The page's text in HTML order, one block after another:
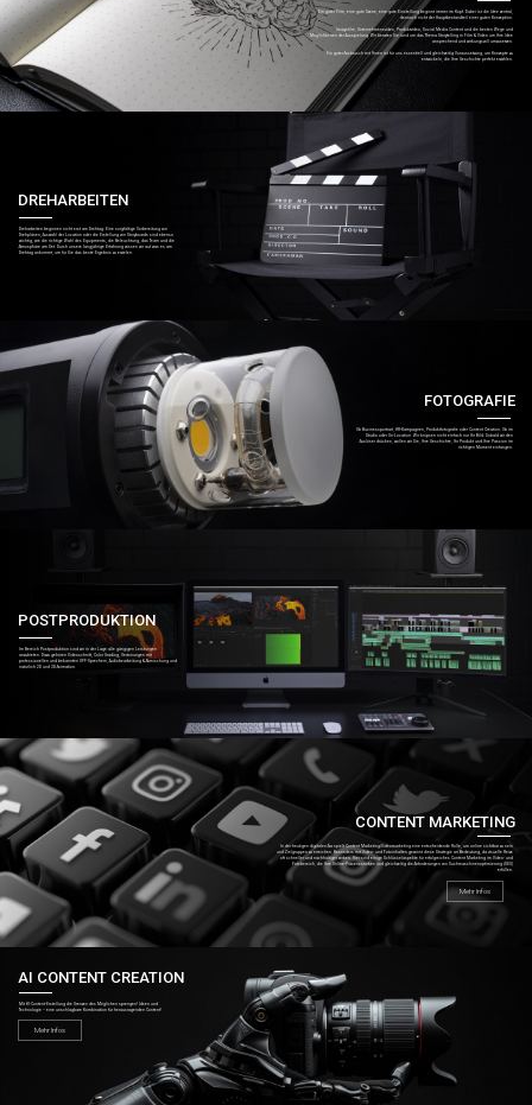
Ein guter Film, eine gute Szene, eine gute Einstellung beginnt immer im Kopf. Dabei ist die Idee zentral,
dennoch nicht der Hauptbestandteil einer guten Konzeption.
Imagefilm, Unternehmensvideo, Produktvideo, Social Media Content und die besten Wege und
Möglichkeiten der Ausspielung. Wir beraten Sie rund um das Thema Storytelling in Film & Video um Ihre Idee
ansprechend und wirkungsvoll umzusetzen.
Ein guter Austausch mit Ihnen ist für uns essentiell und gleichzeitig Voraussetzung, um Konzepte zu
entwickeln, die Ihre Geschichte perfekt erzählen.
DREHARBEITEN
Dreharbeiten beginnen nicht erst am Drehtag. Eine sorgfältige Vorbereitung von
Drehplänen, Auswahl der Location oder die Erstellung von Storyboards sind ebenso
wichtig, wie die richtige Wahl des Equipments, die Beleuchtung, das Team und die
Atmosphäre am Set. Durch unsere langjährige Erfahrung wissen wir auf was es am
Drehtag ankommt, um für Sie das beste Ergebnis zu erzielen.
FOTOGRAFIE
Ob Businessportrait, HR-Kampagnen, Produktfotografie oder Content Creation. Ob im
Studio oder On-Location. Wir knipsen nicht einfach nur Ihr Bild. Sobald wir den
Auslöser drücken, wollen wir Sie, Ihre Geschichte, Ihr Produkt und Ihre Passion im
richtigen Moment einfangen.
POSTPRODUKTION
Im Bereich Postproduktion sind wir in der Lage alle gängigen Leistungen
anzubieten. Dazu gehören Videoschnitt, Color Grading, Vertonungen mit
professionellen und bekannten OFF-Sprechern, Audiobearbeitung & Abmischung und
natürlich 2D und 3D Animation.
CONTENT MARKETING
In der heutigen digitalen Ära spielt Content Marketing/Videomarketing eine entscheidende Rolle, um online sichtbar zu sein
und Zielgruppen zu erreichen. Besonders mit Video- und Fotoinhalten gewinnt diese Strategie an Bedeutung, da visuelle Reize
oft schneller und nachhaltiger wirken. Hier sind einige Schlüsselaspekte für erfolgreiches Content Marketing im Video- und
Fotobereich, die Ihre Online-Präsenz stärken und gleichzeitig die Anforderungen von Suchmaschinenoptimierung (SEO)
erfüllen.
Mehr Infos
AI CONTENT CREATION
Mit KI-Content-Erstellung die Grenzen des Möglichen sprengen! Ideen und
Technologie – eine unschlagbare Kombination für herausragenden Content!
Mehr Infos